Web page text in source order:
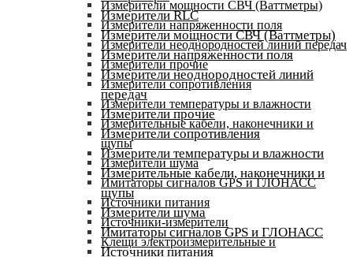
Измерители мощности СВЧ (Ваттметры)
Измерители напряженности поля
Измерители неоднородностей линий передач
Измерители прочие
Измерители сопротивления
Измерители температуры и влажности
Измерительные кабели, наконечники и
щупы
Измерители шума
Имитаторы сигналов GPS и ГЛОНАСС
Источники питания
Источники-измерители
Клещи электроизмерительные и
Измерители RLC
Измерители мощности СВЧ (Ваттметры)
Измерители напряженности поля
Измерители неоднородностей линий
передач
Измерители прочие
Измерители сопротивления
Измерители температуры и влажности
Измерительные кабели, наконечники и
щупы
Измерители шума
Имитаторы сигналов GPS и ГЛОНАСС
Источники питания